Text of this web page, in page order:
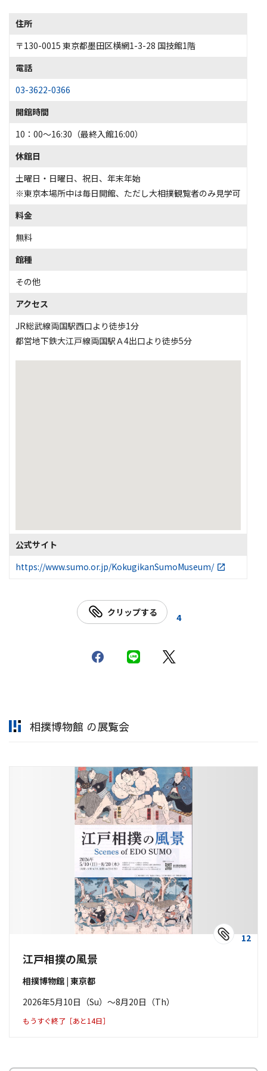
住所
〒130-0015 東京都墨田区横網1-3-28 国技館1階
電話
03-3622-0366
開館時間
10：00～16:30（最終入館16:00）
休館日
土曜日・日曜日、祝日、年末年始
※東京本場所中は毎日開館、ただし大相撲観覧者のみ見学可
料金
無料
館種
その他
アクセス
JR総武線両国駅西口より徒歩1分
都営地下鉄大江戸線両国駅Ａ4出口より徒歩5分
公式サイト
https://www.sumo.or.jp/KokugikanSumoMuseum/
クリップする 4
相撲博物館 の展覧会
12
江戸相撲の風景
相撲博物館 | 東京都
2026年5月10日（Su）〜8月20日（Th）
もうすぐ終了［あと14日］